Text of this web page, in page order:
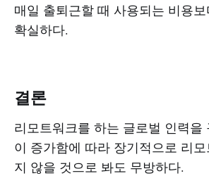
매일 출퇴근할 때 사용되는 비용
확실하다.
결론
리모트워크를 하는 글로벌 인력을
이 증가함에 따라 장기적으로 리
지 않을 것으로 봐도 무방하다.